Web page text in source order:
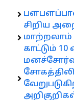
சிறிய
மாற்றலாம்
காட்டும்